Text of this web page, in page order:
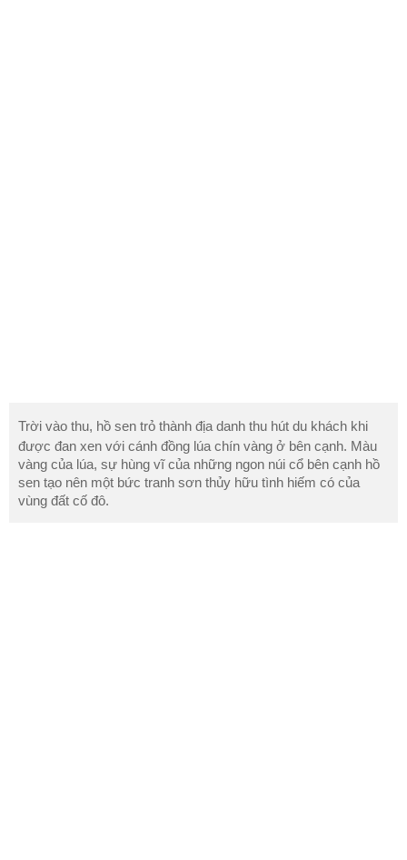
Trời vào thu, hồ sen trỏ thành địa danh thu hút du khách khi
được đan xen với cánh đồng lúa chín vàng ở bên cạnh. Màu
vàng của lúa, sự hùng vĩ của những ngon núi cổ bên cạnh hồ
sen tạo nên một bức tranh sơn thủy hữu tình hiếm có của
vùng đất cố đô.